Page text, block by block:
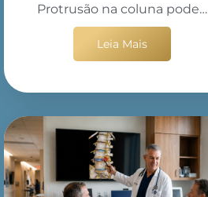
Protrusão na coluna pode…
Leia Mais